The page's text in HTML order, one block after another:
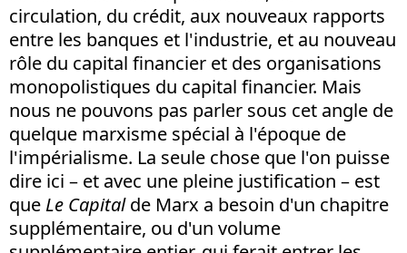
circulation, du crédit, aux nouveaux rapports
entre les banques et l'industrie, et au nouveau
rôle du capital financier et des organisations
monopolistiques du capital financier. Mais
nous ne pouvons pas parler sous cet angle de
quelque marxisme spécial à l'époque de
l'impérialisme. La seule chose que l'on puisse
dire ici – et avec une pleine justification – est
que Le Capitalde Marx a besoin d'un chapitre
supplémentaire, ou d'un volume